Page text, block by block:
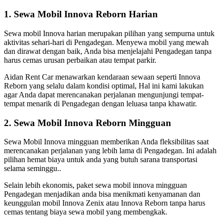
1. Sewa Mobil Innova Reborn Harian
Sewa mobil Innova harian merupakan pilihan yang sempurna untuk
aktivitas sehari-hari di Pengadegan. Menyewa mobil yang mewah
dan dirawat dengan baik, Anda bisa menjelajahi Pengadegan tanpa
harus cemas urusan perbaikan atau tempat parkir.
Aidan Rent Car menawarkan kendaraan sewaan seperti Innova
Reborn yang selalu dalam kondisi optimal, Hal ini kami lakukan
agar Anda dapat merencanakan perjalanan mengunjungi tempat-
tempat menarik di Pengadegan dengan leluasa tanpa khawatir.
2. Sewa Mobil Innova Reborn Mingguan
Sewa Mobil Innova mingguan memberikan Anda fleksibilitas saat
merencanakan perjalanan yang lebih lama di Pengadegan. Ini adalah
pilihan hemat biaya untuk anda yang butuh sarana transportasi
selama seminggu..
Selain lebih ekonomis, paket sewa mobil innova mingguan
Pengadegan menjadikan anda bisa menikmati kenyamanan dan
keunggulan mobil Innova Zenix atau Innova Reborn tanpa harus
cemas tentang biaya sewa mobil yang membengkak.